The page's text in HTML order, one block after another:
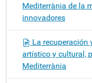
Mediterrània de la
innovadores
La
artístico y cultural,
Mediterrània